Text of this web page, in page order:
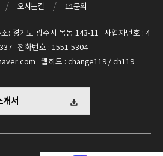
/ 오시는길 / 1:1문의
: 경기도 광주시 목동 143-11 사업자번호 : 4
전화번호 : 1551-5304
웹하드 : change119 / ch119
개서